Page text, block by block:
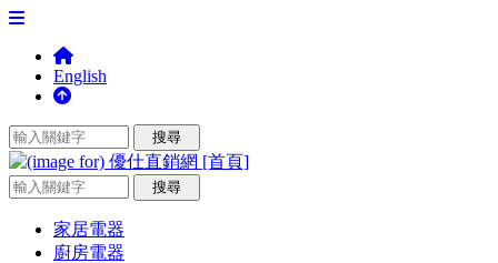
English
家居電器
廚房電器